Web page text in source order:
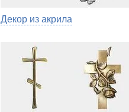
Декор из акрила